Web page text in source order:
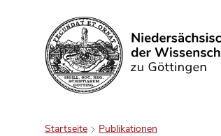
Suchen
Startseite Publikationen